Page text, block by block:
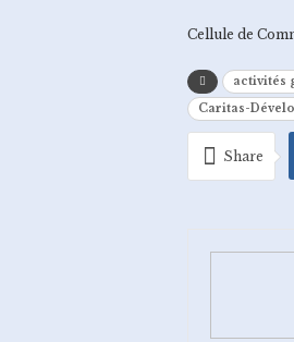
Cellule de
activités
Caritas-
Share